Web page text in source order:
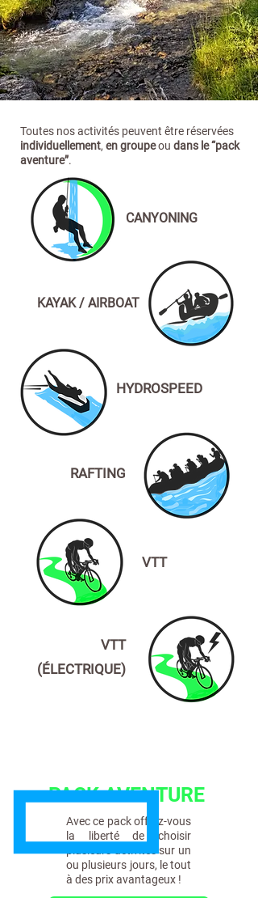
Si vous vous demandez que faire à Briançon ou que faire autour de Briançon, laissez-vous tenter par des activités sportives en pleine nature, entre montagnes et rivières,
au cœur du Parc des Écrins. Découvrez le canyoning à Briançon, au canyon du Fournel, ou encore dans les gorges sauvages de Serre Chevalier, idéales pour faire le plein
de sensations fortes. Le canyoning dans les Hautes-Alpes est une aventure inoubliable, accessible aux débutants, avec des moniteurs diplômés pour des descentes
encadrées. Les amateurs de sports d’eau pourront également s’essayer à l’hydrospeed, au canoë-kayak, ou encore au paddle sur un plan d’eau ou une embarcation
adaptée, offrant une expérience aquatique unique. Que ce soit pour une demi-journée ou un week-end, les activités à Briançon ne manquent pas, entre via-ferrata,
randonnée, rando et escalade sur les falaises emblématiques de la région. En été, le Briançon tourisme été met en avant ces aventures sportives, mais même en hiver,
il y a que faire à Briançon en hiver avec des options comme la ferrata ou des sorties encadrées. Les gorges du Fournel sont un spot incontournable pour le canyoning du
Fournel, avec des parcours adaptés aussi bien pour les familles que les passionnés de sensations. Pour une pause conviviale, les bases de loisirs locales proposent des
espaces pique-nique et de baignade après une belle sortie en VTT ou une descente en eau-vive. Le canyon Embrun ou le canyon Serre Chevalier offrent eux aussi des
parcours variés pour tous les niveaux. En cas de mauvais temps, si vous cherchez que faire à Briançon quand il pleut, certaines activités Briançon se déroulent en intérieur
ou en eau-vive avec combinaisons adaptées. Que faire à Briançon en été ? Entre canyoning Haute-Alpes, canyoning hautes-alpes, et canyoning Serre Chevalier, les
amoureux de nature et de sports nautiques seront comblés. La Fédération Française encadre certaines de ces disciplines pour garantir la sécurité. Qu’il s’agisse de
s’initier à la grimpe, de nager dans des torrents limpides, ou de partir explorer un canyon hautes-alpes, les Alpes canyoning sont un terrain de jeu idéal pour tous les
aventuriers. Alors, si vous cherchez une activité Briançon, de la baignade aux descentes vertigineuses, en passant par le loisir et les aventures extrêmes, Briançon et les
Découvrez toutes nos activités outdoor à Briançon et dans le Parc
des Écrins : canyoning, rafting, hydrospeed, kayak / air boat,
randonnée VTT et VTTAE. Encadrées par des moniteurs diplômés,
nos expériences s’adressent aux débutants comme aux passionnés
de sensations fortes. Explorez les gorges, domptez les rivières,
grimpez les sommets ou dévalez les sentiers, pour un séjour 100%
Explorez les activités outdoor à Briançon (L’argentière La Bessée):
canyoning, rafting, hydrospeed, kayak et VTT dans les gorges et
rivières du Parc des Écrins. Sensations garanties !
Activités outdoor à Briançon | Canyoning, Rafting, VTT dans les
Hautes-Alpes et les Écrins
canyoning, hydrospeed, VTT, Briançon, Parc des Écrins, sensations, randonnée, gorges, sportives, pleine nature, canoë,
demi-journée, débutants, rivières, ferrata, via-ferrata, rando, Fédération Française, base de loisirs, escalade, sensations
fortes, activités sportives, eau-vive, encadrées, grimpe, descentes, plan d’eau, initier, canoë-kayak, aquatique, paddle,
nautiques, moniteurs diplômés, loisir, pique-nique, week-end, nager, nautique, sports d’eau, embarcation, baignade, le
Fournel, que faire à Briançon, Haute-Alpes canyoning, Hautes-Alpes canyoning, hautes-alpes canyoning, activité
Briançon, Briançon que faire, canyon Embrun, canyon Hautes-Alpes, canyoning Hautes-Alpes, canyoning hautes-alpes,
canyon hautes-alpes, canyoning Haute-Alpes, que faire à Briançon quand il pleut, Briançon activités à découvrir,
canyoning Briançon, canyon Briançon, que faire à Briançon en été, que faire à Briançon, que faire à Briançon en hiver,
canyoning Serre Chevalier, canyon Serre Chevalier, activités Briançon, canyon du Fournel, canyoning du Fournel, Briançon
tourisme été, canyon Fournel, canyoning Fournel, que faire autour de Briançon, canyon Briançon, Serre Chevalier
sensation, Alpes canyoning
rando VTT et VTT électrique Argentière la bessée, rando VTT et VTT électrique Vallouise Pelvoux, rando VTT et VTT
électrique Puy saint Vincent
Toutes nos activités peuvent être réservées
individuellement, en groupeou dans le “pack
aventure”.
CANYONING
KAYAK / AIRBOAT
HYDROSPEED
RAFTING
VTT
VTT
(ÉLECTRIQUE)
PACK AVENTURE
Avec ce pack offrez-vous
la liberté de choisir
plusieurs activités sur un
ou plusieurs jours, le tout
à des prix avantageux !